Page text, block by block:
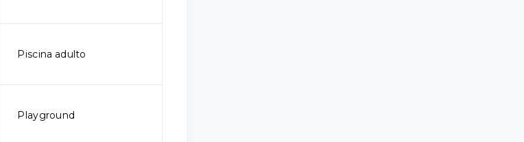
Piscina adulto
Playground